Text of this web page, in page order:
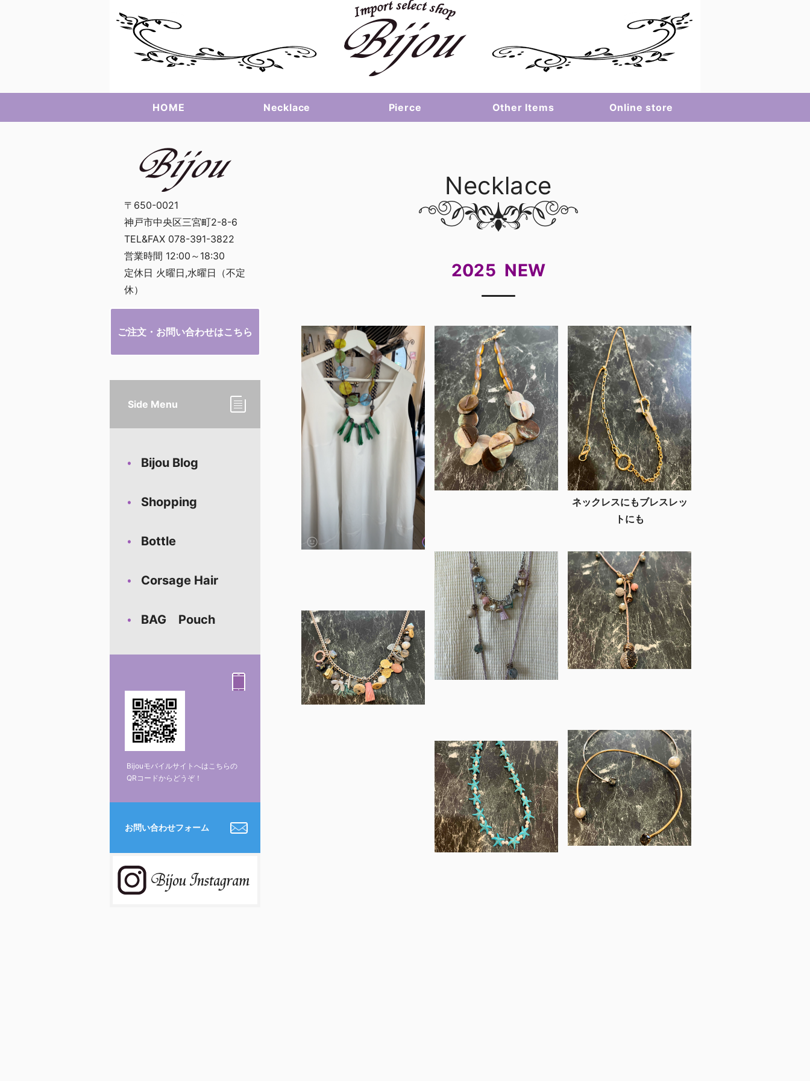
HOME Necklace Pierce Other Items Online store
Necklace
2025 NEW
ネックレスにもブレスレッ
トにも
〒650-0021
神戸市中央区三宮町2-8-6
TEL&FAX 078-391-3822
営業時間 12:00～18:30
定休日 火曜日,水曜日（不定
休）
ご注文・お問い合わせはこちら
Side Menu
Bijou Blog
Shopping
Bottle
Corsage Hair
BAG Pouch
Bijouモバイルサイトへはこちらの
QRコードからどうぞ！
お問い合わせフォーム